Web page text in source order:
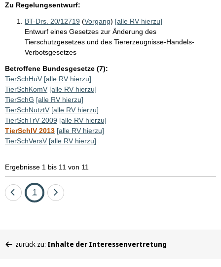
Zu Regelungsentwurf:
BT-Drs. 20/12719 (Vorgang) [alle RV hierzu]
Entwurf eines Gesetzes zur Änderung des
Tierschutzgesetzes und des Tiererzeugnisse-Handels-
Verbotsgesetzes
Betroffene Bundesgesetze (7):
TierSchHuV [alle RV hierzu]
TierSchKomV [alle RV hierzu]
TierSchG [alle RV hierzu]
TierSchNutztV [alle RV hierzu]
TierSchTrV 2009 [alle RV hierzu]
TierSchlV 2013 [alle RV hierzu]
TierSchVersV [alle RV hierzu]
Ergebnisse 1 bis 11 von 11
EineSeite
1
Eine
befinden
zurück zu: Inhalte der Interessenvertretung